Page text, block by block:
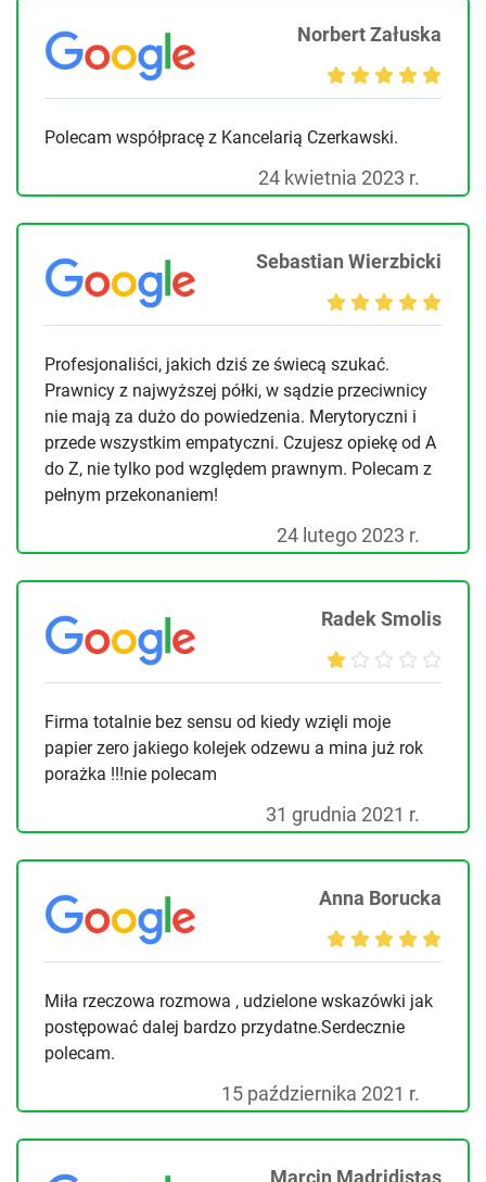
Norbert Załuska
Polecam współpracę z Kancelarią Czerkawski.
24 kwietnia 2023 r.
Sebastian Wierzbicki
Profesjonaliści, jakich dziś ze świecą szukać.
Prawnicy z najwyższej półki, w sądzie przeciwnicy
nie mają za dużo do powiedzenia. Merytoryczni i
przede wszystkim empatyczni. Czujesz opiekę od A
do Z, nie tylko pod względem prawnym. Polecam z
pełnym przekonaniem!
24 lutego 2023 r.
Radek Smolis
Firma totalnie bez sensu od kiedy wzięli moje
papier zero jakiego kolejek odzewu a mina już rok
porażka !!!nie polecam
31 grudnia 2021 r.
Anna Borucka
Miła rzeczowa rozmowa , udzielone wskazówki jak
postępować dalej bardzo przydatne.Serdecznie
polecam.
15 października 2021 r.
Marcin Madridistas